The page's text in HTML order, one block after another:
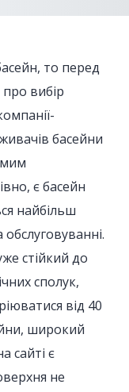
то перед
вибір
басейни
є басейн
найбільш
стійкий до
сполук,
від 40
широкий
сайті є
не